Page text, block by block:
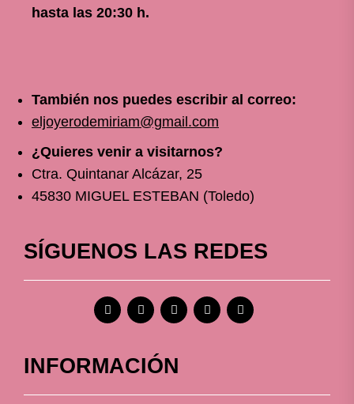
hasta las 20:30 h.
También nos puedes escribir al correo:
eljoyerodemiriam@gmail.com
¿Quieres venir a visitarnos?
Ctra. Quintanar Alcázar, 25
45830 MIGUEL ESTEBAN (Toledo)
SÍGUENOS LAS REDES
INFORMACIÓN